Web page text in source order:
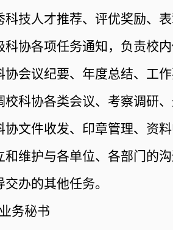
科技人才推荐、评优奖励、
科协各项任务通知，负责校
协会议纪要、年度总结、工
校科协各类会议、考察调研
协文件收发、印章管理、资
和维护与各单位、各部门的
办的其他任务。
务秘书